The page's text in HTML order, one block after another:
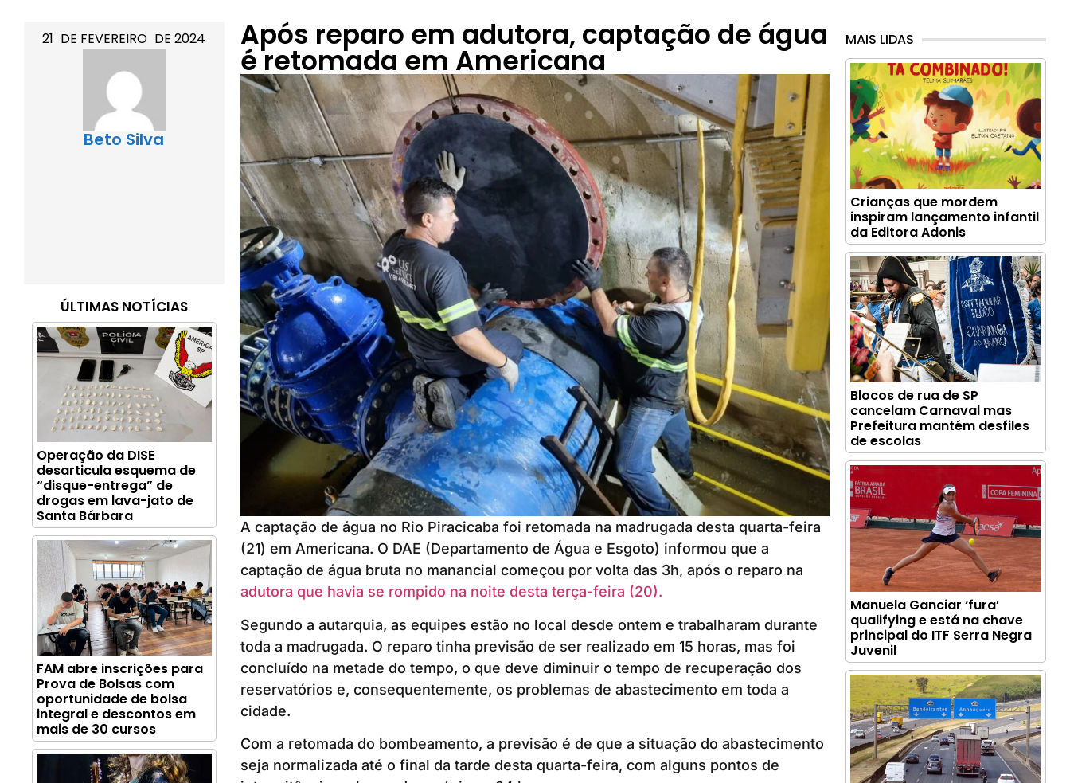
21 DE FEVEREIRO DE2024
Beto Silva
ÚLTIMAS NOTÍCIAS
Operação da DISE
desarticula esquema de
“disque-entrega” de
drogas em lava-jato de
Santa Bárbara
FAM abre inscrições para
Prova de Bolsas com
oportunidade de bolsa
integral e descontos em
mais de 30 cursos
Após reparo em adutora, captação de água
é retomada em Americana
A captação de água no Rio Piracicaba foi retomada na madrugada desta quarta-feira
(21) em Americana. O DAE (Departamento de Água e Esgoto) informou que a
captação de água bruta no manancial começou por volta das 3h, após o reparo na
adutora que havia se rompido na noite desta terça-feira (20).
Segundo a autarquia, as equipes estão no local desde ontem e trabalharam durante
toda a madrugada. O reparo tinha previsão de ser realizado em 15 horas, mas foi
concluído na metade do tempo, o que deve diminuir o tempo de recuperação dos
reservatórios e, consequentemente, os problemas de abastecimento em toda a
cidade.
Com a retomada do bombeamento, a previsão é de que a situação do abastecimento
seja normalizada até o final da tarde desta quarta-feira, com alguns pontos de
MAIS LIDAS
Crianças que mordem
inspiram lançamento infantil
da Editora Adonis
Blocos de rua de SP
cancelam Carnaval mas
Prefeitura mantém desfiles
de escolas
Manuela Ganciar ‘fura’
qualifying e está na chave
principal do ITF Serra Negra
Juvenil